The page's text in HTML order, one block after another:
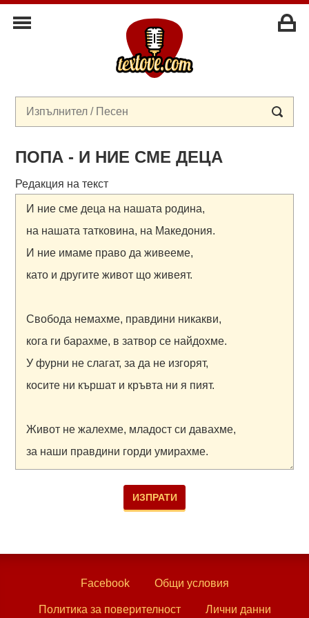
ПОПА - И НИЕ СМЕ ДЕЦА
Редакция на текст
Facebook Общи условия
Политика за поверителност Лични данни